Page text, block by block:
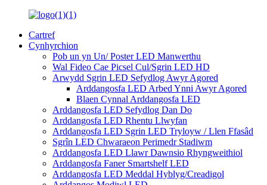
Cartref
Cynhyrchion
Pob un yn Un/ Poster LED Manwerthu
Wal Fideo Cae Picsel Cul/Sgrin LED HD
Arwydd Sgrin LED Sefydlog Awyr Agored
Arddangosfa LED Arbed Ynni Awyr Agored
Blaen Cynnal Arddangosfa LED
Arddangosfa LED Sefydlog Dan Do
Arddangosfa LED Rhentu Llwyfan
Arddangosfa LED Sgrin LED Tryloyw / Llen Ffasâd
Sgrîn LED Chwaraeon Perimedr Stadiwm
Arddangosfa LED Llawr Dawnsio Rhyngweithiol
Arddangosfa Faner Smartshelf LED
Arddangosfa LED Meddal Hyblyg/Creadigol